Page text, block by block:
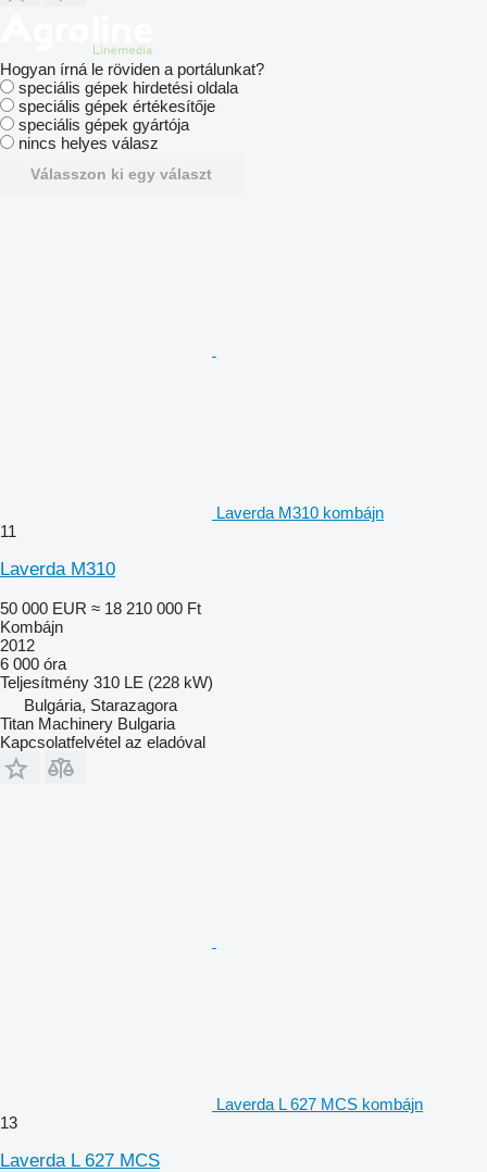
Hogyan írná le röviden a portálunkat?
speciális gépek hirdetési oldala
speciális gépek értékesítője
speciális gépek gyártója
nincs helyes válasz
Válasszon ki egy választ
Laverda M310 kombájn
11
Laverda M310
50 000 EUR ≈ 18 210 000 Ft
Kombájn
2012
6 000 óra
Teljesítmény 310 LE (228 kW)
Bulgária, Starazagora
Titan Machinery Bulgaria
Kapcsolatfelvétel az eladóval
Laverda L 627 MCS kombájn
13
Laverda L 627 MCS